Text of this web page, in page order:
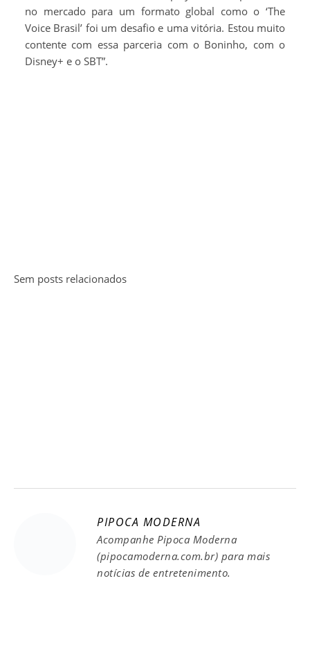
no mercado para um formato global como o ‘The
Voice Brasil’ foi um desafio e uma vitória. Estou muito
contente com essa parceria com o Boninho, com o
Disney+ e o SBT”.
Sem posts relacionados
PIPOCA MODERNA
Acompanhe Pipoca Moderna
(pipocamoderna.com.br) para mais
notícias de entretenimento.